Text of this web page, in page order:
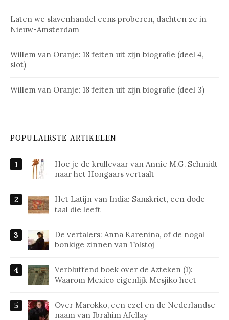
Laten we slavenhandel eens proberen, dachten ze in
Nieuw-Amsterdam
Willem van Oranje: 18 feiten uit zijn biografie (deel 4,
slot)
Willem van Oranje: 18 feiten uit zijn biografie (deel 3)
POPULAIRSTE ARTIKELEN
Hoe je de krullevaar van Annie M.G. Schmidt
naar het Hongaars vertaalt
Het Latijn van India: Sanskriet, een dode
taal die leeft
De vertalers: Anna Karenina, of de nogal
bonkige zinnen van Tolstoj
Verbluffend boek over de Azteken (1):
Waarom Mexico eigenlijk Mesjiko heet
Over Marokko, een ezel en de Nederlandse
naam van Ibrahim Afellay